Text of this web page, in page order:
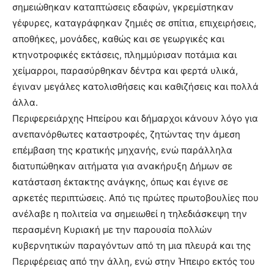
σημειώθηκαν καταπτώσεις εδαφών, γκρεμίστηκαν
γέφυρες, καταγράφηκαν ζημιές σε σπίτια, επιχειρήσεις,
αποθήκες, μονάδες, καθώς και σε γεωργικές και
κτηνοτροφικές εκτάσεις, πλημμύρισαν ποτάμια και
χείμαρροι, παρασύρθηκαν δέντρα και φερτά υλικά,
έγιναν μεγάλες κατολισθήσεις και καθιζήσεις και πολλά
άλλα.
Περιφερειάρχης Ηπείρου και δήμαρχοι κάνουν λόγο για
ανεπανόρθωτες καταστροφές, ζητώντας την άμεση
επέμβαση της κρατικής μηχανής, ενώ παράλληλα
διατυπώθηκαν αιτήματα για ανακήρυξη Δήμων σε
κατάσταση έκτακτης ανάγκης, όπως και έγινε σε
αρκετές περιπτώσεις. Από τις πρώτες πρωτοβουλίες που
ανέλαβε η πολιτεία να σημειωθεί η τηλεδιάσκεψη την
περασμένη Κυριακή με την παρουσία πολλών
κυβερνητικών παραγόντων από τη μια πλευρά και της
Περιφέρειας από την άλλη, ενώ στην Ήπειρο εκτός του